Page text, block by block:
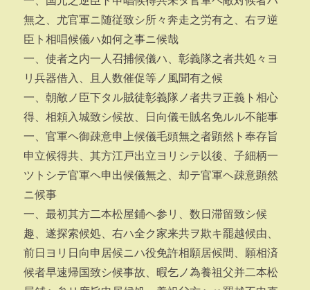
無之、尤官軍ニ随従致シ所々奔走之労有之、右ヲ逆
臣ト相唱候儀ハ如何之事ニ候哉
一、使者之内一人召捕候儀ハ、彰義隊之者共処々ヨ
リ兵器借入、且人数催促等ノ風聞有之候
一、朝敵ノ臣下タル賊徒彰義隊ノ者共ヲ正義ト相心
得、相頼入城致シ候故、日向儀モ賊名免ルル不能事
一、官軍ヘ御疎意申上候儀毛頭無之者顕然ト奉存旨
申立候得共、其方江戸出立ヨリシテ以後、子細柄一
ツトシテ官軍ヘ申出候儀無之、却テ官軍ヘ疎意顕然
ニ候事
一、最初其方二本松屋鋪ヘ参リ、数日滞留致シ候
趣、遂探索候処、右ハ全ク家来共ヲ欺キ罷越候由、
前日ヨリ日向申居候ニハ役免許相願居候間、願相済
候者早速帰国致シ候事故、暇乞ノ為養祖父并二本松